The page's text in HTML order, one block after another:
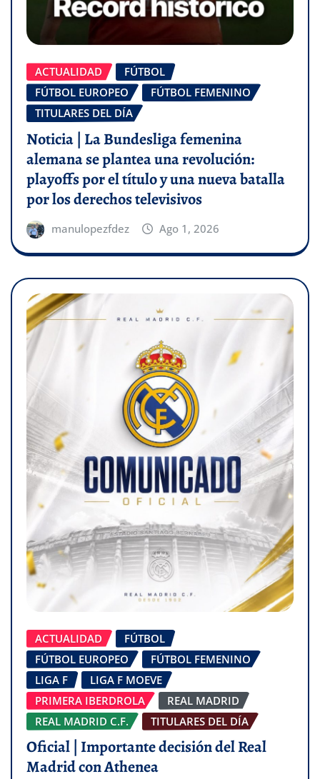
ACTUALIDAD
FÚTBOL
FÚTBOL EUROPEO
FÚTBOL FEMENINO
TITULARES DEL DÍA
Noticia | La Bundesliga femenina
alemana se plantea una revolución:
playoffs por el título y una nueva batalla
por los derechos televisivos
manulopezfdez Ago 1, 2026
ACTUALIDAD
FÚTBOL
FÚTBOL EUROPEO
FÚTBOL FEMENINO
LIGA F
LIGA F MOEVE
PRIMERA IBERDROLA
REAL MADRID
REAL MADRID C.F.
TITULARES DEL DÍA
Oficial | Importante decisión del Real
Madrid con Athenea